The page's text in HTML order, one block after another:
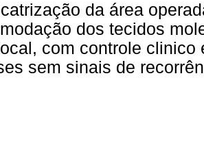
da área
dos tecidos
com controle clinico
sem sinais de